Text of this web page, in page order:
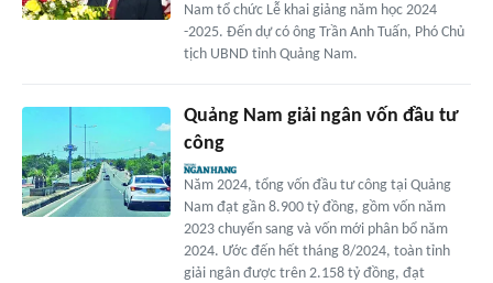
Nam tổ chức Lễ khai giảng năm học 2024
-2025. Đến dự có ông Trần Anh Tuấn, Phó Chủ
tịch UBND tỉnh Quảng Nam.
Quảng Nam giải ngân vốn đầu tư
công
Năm 2024, tổng vốn đầu tư công tại Quảng
Nam đạt gần 8.900 tỷ đồng, gồm vốn năm
2023 chuyển sang và vốn mới phân bổ năm
2024. Ước đến hết tháng 8/2024, toàn tỉnh
giải ngân được trên 2.158 tỷ đồng, đạt